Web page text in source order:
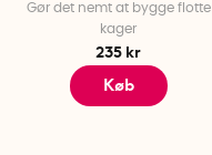
Gør det nemt at bygge flotte
kager
235 kr
Køb